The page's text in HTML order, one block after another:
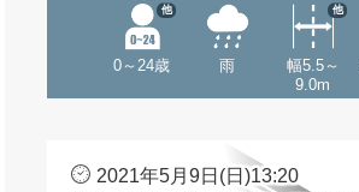
0～24歳
他
雨
幅5.5～
9.0m
他
2021年5月9日(日)13:20